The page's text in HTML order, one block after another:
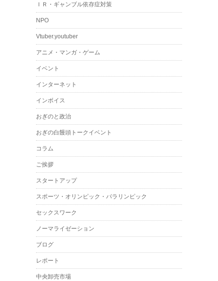
ＩＲ・ギャンブル依存症対策
NPO
Vtuber.youtuber
アニメ・マンガ・ゲーム
イベント
インターネット
インボイス
おぎのと政治
おぎの白饅頭トークイベント
コラム
ご挨拶
スタートアップ
スポーツ・オリンピック・パラリンピック
セックスワーク
ノーマライゼーション
ブログ
レポート
中央卸売市場